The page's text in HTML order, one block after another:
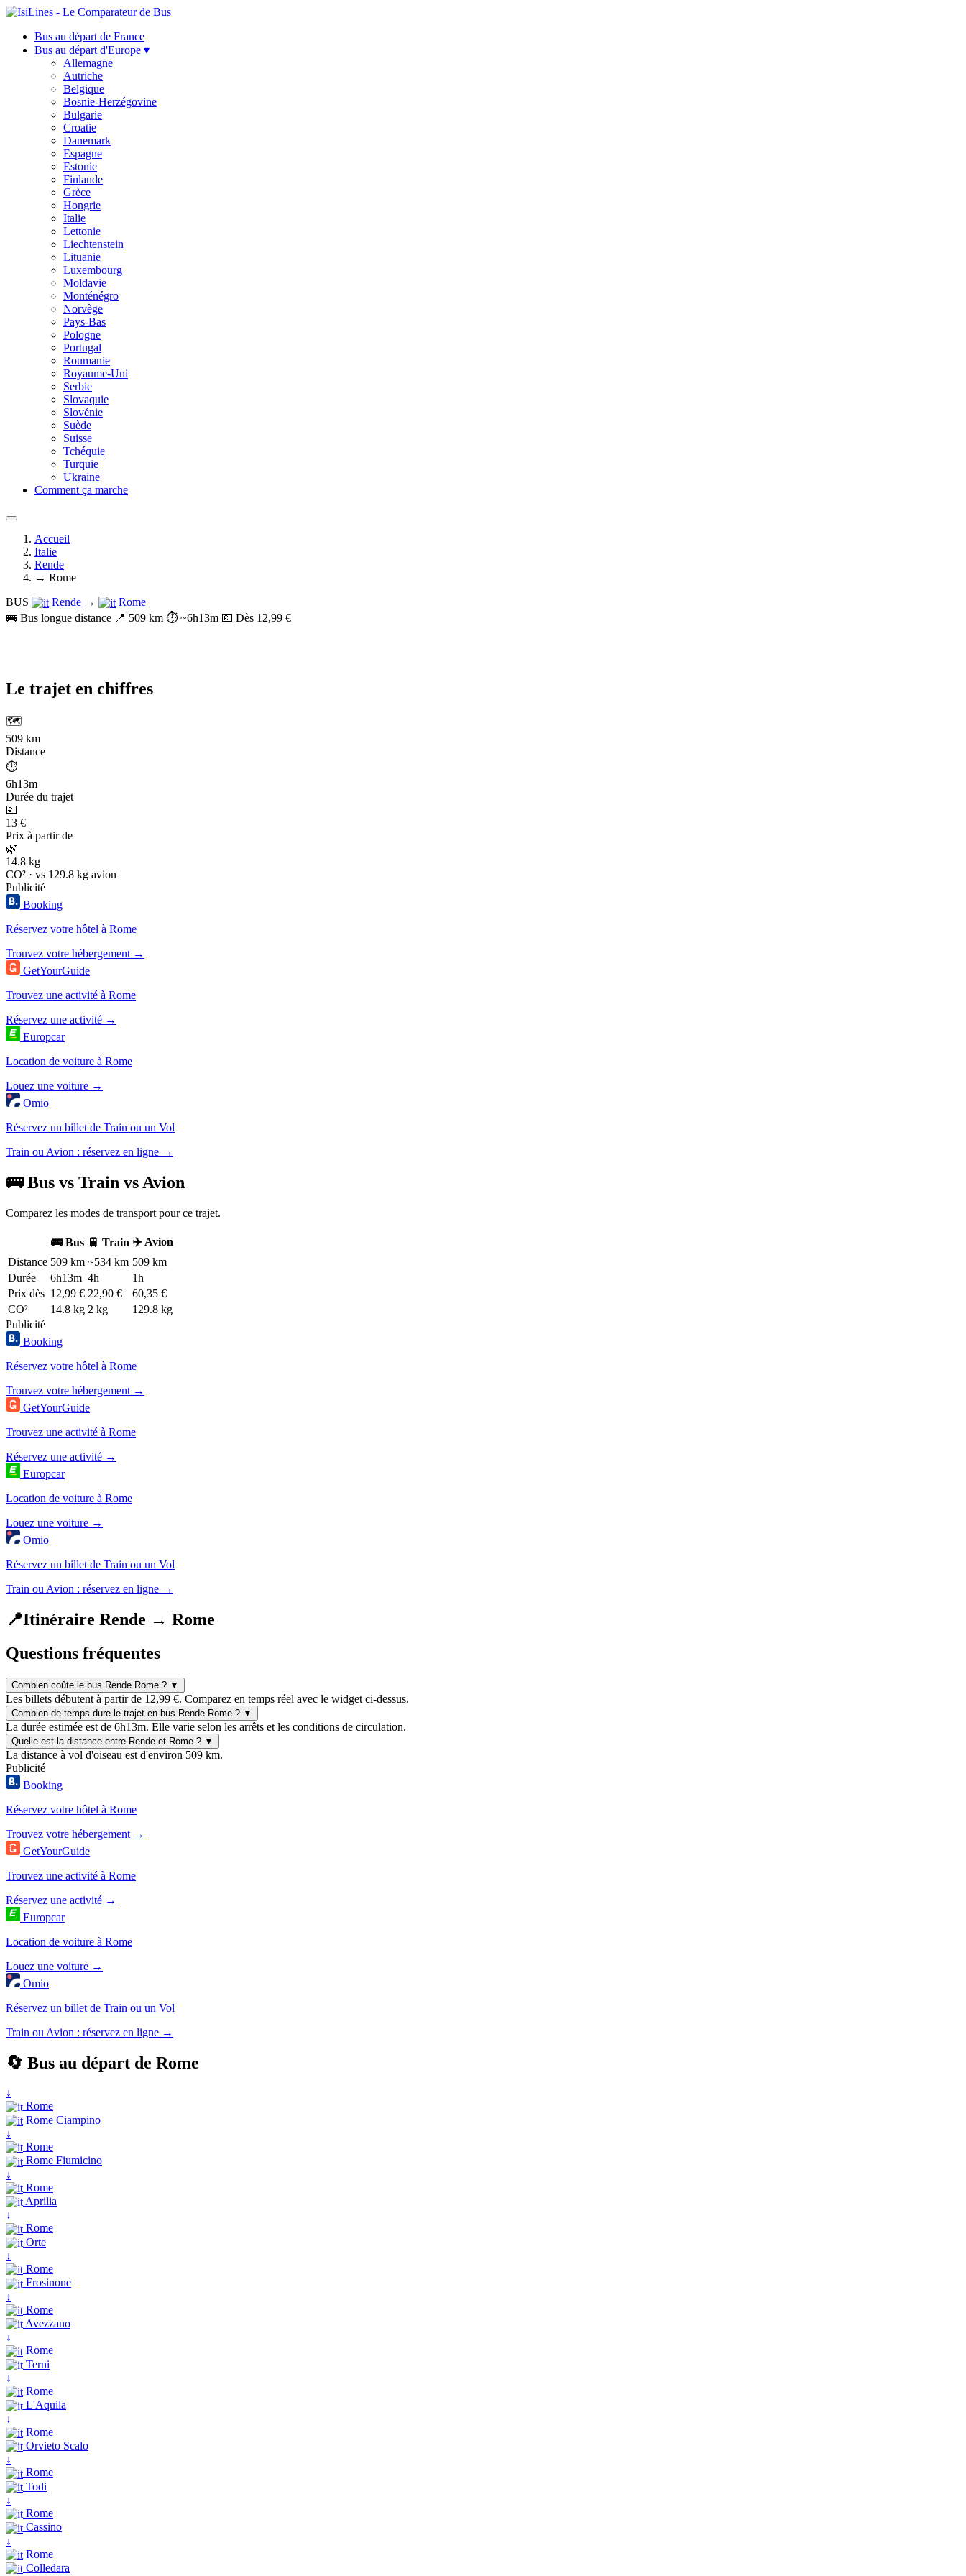
Bus au départ de France
Bus au départ d'Europe ▾
Allemagne
Autriche
Belgique
Bosnie-Herzégovine
Bulgarie
Croatie
Danemark
Espagne
Estonie
Finlande
Grèce
Hongrie
Italie
Lettonie
Liechtenstein
Lituanie
Luxembourg
Moldavie
Monténégro
Norvège
Pays-Bas
Pologne
Portugal
Roumanie
Royaume-Uni
Serbie
Slovaquie
Slovénie
Suède
Suisse
Tchéquie
Turquie
Ukraine
Comment ça marche
Accueil
Italie
Rende
→ Rome
BUS
Rende →
Rome
🚌 Bus longue distance 📍 509 km ⏱️ ~6h13m 💶 Dès 12,99 €
Le trajet en chiffres
🗺️
509 km
Distance
⏱️
6h13m
Durée du trajet
💶
13 €
Prix à partir de
🌿
14.8 kg
CO² · vs 129.8 kg avion
Publicité
Booking
Réservez votre hôtel à Rome
Trouvez votre hébergement →
GetYourGuide
Trouvez une activité à Rome
Réservez une activité →
Europcar
Location de voiture à Rome
Louez une voiture →
Omio
Réservez un billet de Train ou un Vol
Train ou Avion : réservez en ligne →
🚌 Bus vs Train vs Avion
Comparez les modes de transport pour ce trajet.
🚌 Bus 🚆 Train ✈️ Avion
Distance 509 km ~534 km 509 km
Durée
6h13m 4h
1h
Prix dès 12,99 € 22,90 €
60,35 €
CO²
14.8 kg 2 kg
129.8 kg
Publicité
Booking
Réservez votre hôtel à Rome
Trouvez votre hébergement →
GetYourGuide
Trouvez une activité à Rome
Réservez une activité →
Europcar
Location de voiture à Rome
Louez une voiture →
Omio
Réservez un billet de Train ou un Vol
Train ou Avion : réservez en ligne →
📍Itinéraire Rende → Rome
Questions fréquentes
Combien coûte le bus Rende Rome ? ▼
Les billets débutent à partir de 12,99 €. Comparez en temps réel avec le widget ci-dessus.
Combien de temps dure le trajet en bus Rende Rome ? ▼
La durée estimée est de 6h13m. Elle varie selon les arrêts et les conditions de circulation.
Quelle est la distance entre Rende et Rome ? ▼
La distance à vol d'oiseau est d'environ 509 km.
Publicité
Booking
Réservez votre hôtel à Rome
Trouvez votre hébergement →
GetYourGuide
Trouvez une activité à Rome
Réservez une activité →
Europcar
Location de voiture à Rome
Louez une voiture →
Omio
Réservez un billet de Train ou un Vol
Train ou Avion : réservez en ligne →
🔄 Bus au départ de Rome
↓
Rome
Rome Ciampino
↓
Rome
Rome Fiumicino
↓
Rome
Aprilia
↓
Rome
Orte
↓
Rome
Frosinone
↓
Rome
Avezzano
↓
Rome
Terni
↓
Rome
L'Aquila
↓
Rome
Orvieto Scalo
↓
Rome
Todi
↓
Rome
Cassino
↓
Rome
Colledara